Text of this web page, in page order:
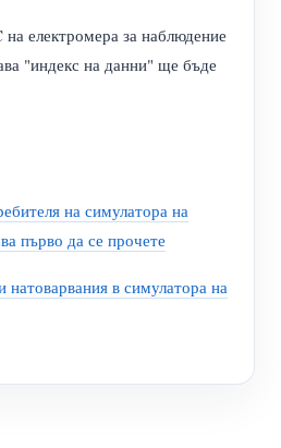
на електромера за наблюдение
"индекс на данни" ще бъде
на симулатора на
първо да се прочете
натоварвания в симулатора на